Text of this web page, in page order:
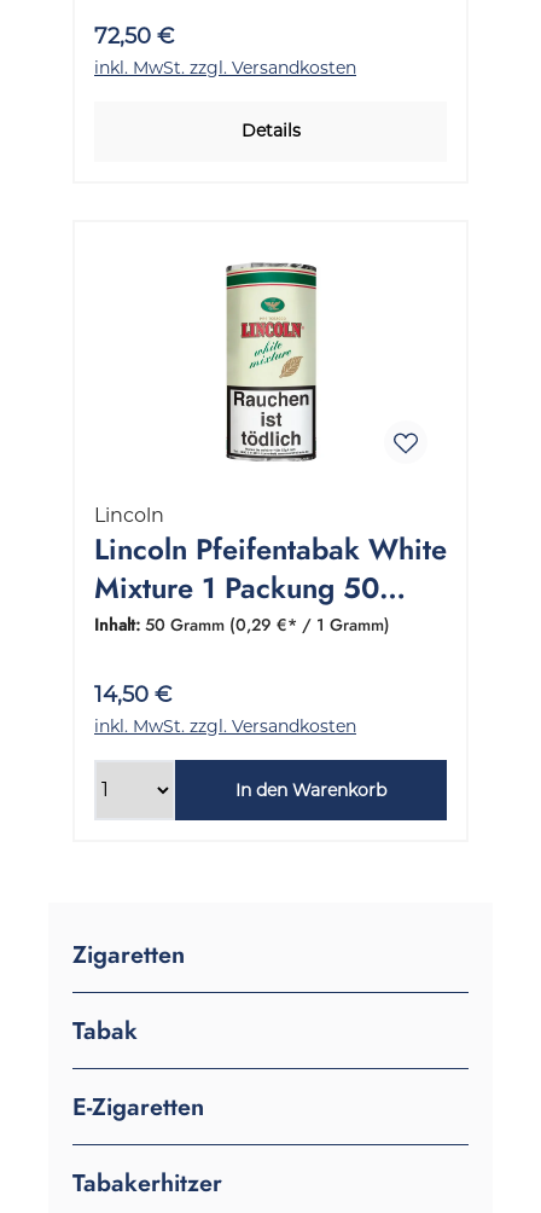
Zigaretten
Tabak
E-Zigaretten
Tabakerhitzer
72,50 €
inkl. MwSt. zzgl. Versandkosten
Details
Lincoln
Lincoln Pfeifentabak White
Mixture 1 Packung 50
Gramm
Inhalt: 50 Gramm (0,29 €* / 1 Gramm)
14,50 €
inkl. MwSt. zzgl. Versandkosten
In den Warenkorb